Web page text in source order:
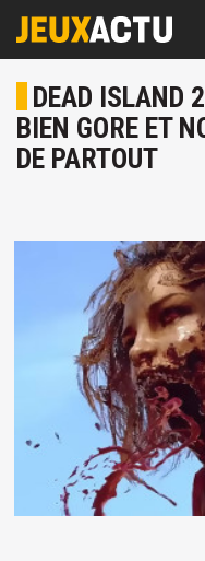
DEAD ISLAND
BIEN GORE ET
DE PARTOUT